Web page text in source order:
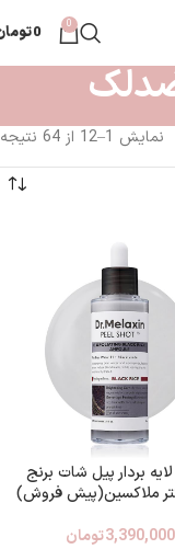
0
0
نمایش 1–12 از 64 نتیجه
بردار پیل شات برنج
ملاکسین(پیش فروش)
3,390,000تومان